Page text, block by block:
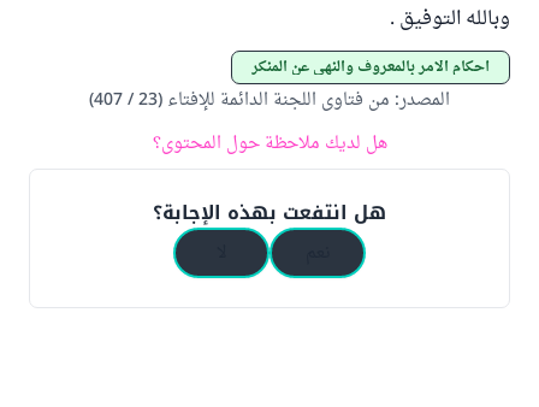
وبالله التوفيق .
أحكام الأمر بالمعروف والنهي عن المنكر
المصدر: من فتاوى اللجنة الدائمة للإفتاء (23 / 407)
هل لديك ملاحظة حول المحتوى؟
هل انتفعت بهذه الإجابة؟